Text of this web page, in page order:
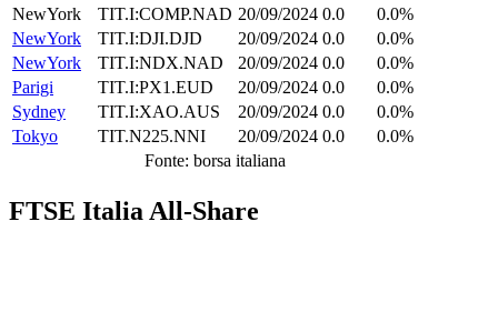
NewYork
TIT.I:COMP.NAD 20/09/2024 0.0
0.0%
NewYork
TIT.I:DJI.DJD 20/09/2024 0.0
0.0%
NewYork
TIT.I:NDX.NAD 20/09/2024 0.0
0.0%
Parigi
TIT.I:PX1.EUD 20/09/2024 0.0
0.0%
Sydney
TIT.I:XAO.AUS 20/09/2024 0.0
0.0%
Tokyo
TIT.N225.NNI 20/09/2024 0.0
0.0%
Fonte: borsa italiana
FTSE Italia All-Share